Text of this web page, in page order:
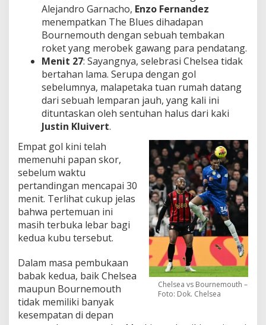
Alejandro Garnacho, Enzo Fernandez
menempatkan The Blues dihadapan
Bournemouth dengan sebuah tembakan
roket yang merobek gawang para pendatang.
Menit 27: Sayangnya, selebrasi Chelsea tidak
bertahan lama. Serupa dengan gol
sebelumnya, malapetaka tuan rumah datang
dari sebuah lemparan jauh, yang kali ini
dituntaskan oleh sentuhan halus dari kaki
Justin Kluivert.
Chelsea vs Bournemouth –
Foto: Dok. Chelsea
Empat gol kini telah
memenuhi papan skor,
sebelum waktu
pertandingan mencapai 30
menit. Terlihat cukup jelas
bahwa pertemuan ini
masih terbuka lebar bagi
kedua kubu tersebut.
Dalam masa pembukaan
babak kedua, baik Chelsea
maupun Bournemouth
tidak memiliki banyak
kesempatan di depan